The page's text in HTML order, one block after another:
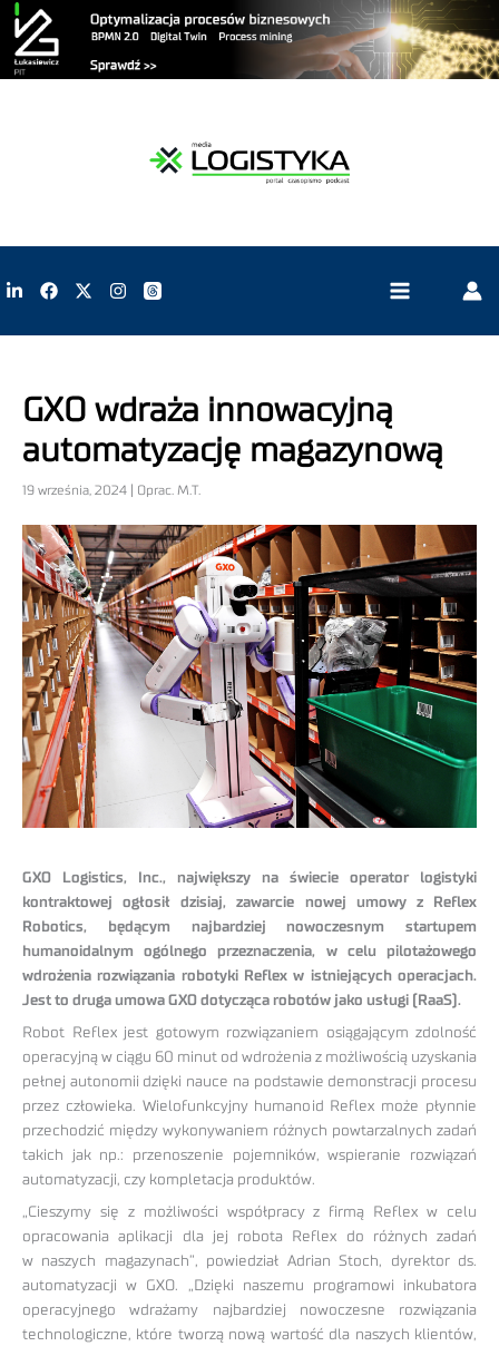
GXO wdraża innowacyjną
automatyzację magazynową
19 września, 2024 | Oprac. M.T.
GXO Logistics, Inc., największy na świecie operator logistyki
kontraktowej ogłosił dzisiaj, zawarcie nowej umowy z Reflex
Robotics, będącym najbardziej nowoczesnym startupem
humanoidalnym ogólnego przeznaczenia, w celu pilotażowego
wdrożenia rozwiązania robotyki Reflex w istniejących operacjach.
Jest to druga umowa GXO dotycząca robotów jako usługi (RaaS).
Robot Reflex jest gotowym rozwiązaniem osiągającym zdolność
operacyjną w ciągu 60 minut od wdrożenia z możliwością uzyskania
pełnej autonomii dzięki nauce na podstawie demonstracji procesu
przez człowieka. Wielofunkcyjny humanoid Reflex może płynnie
przechodzić między wykonywaniem różnych powtarzalnych zadań
takich jak np.: przenoszenie pojemników, wspieranie rozwiązań
automatyzacji, czy kompletacja produktów.
„Cieszymy się z możliwości współpracy z firmą Reflex w celu
opracowania aplikacji dla jej robota Reflex do różnych zadań
w naszych magazynach”, powiedział Adrian Stoch, dyrektor ds.
automatyzacji w GXO. „Dzięki naszemu programowi inkubatora
operacyjnego wdrażamy najbardziej nowoczesne rozwiązania
technologiczne, które tworzą nową wartość dla naszych klientów,